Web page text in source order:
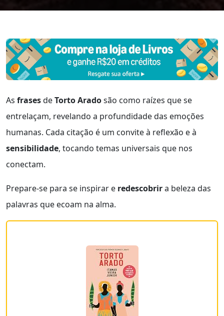
As frasesdeTorto Aradosão como raízes que se
entrelaçam, revelando a profundidade das emoções
humanas. Cada citação é um convite à reflexão e à
sensibilidade, tocando temas universais que nos
conectam.
Prepare-se para se inspirar e redescobrira beleza das
palavras que ecoam na alma.